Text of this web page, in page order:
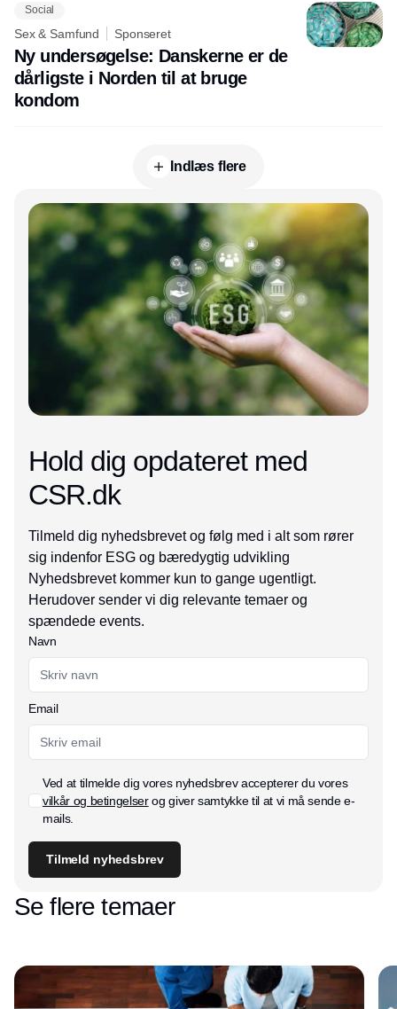
Social
Sex & Samfund Sponseret
Ny undersøgelse: Danskerne er de
dårligste i Norden til at bruge
kondom
Indlæs flere
Annonce
Hold dig opdateret med
CSR.dk
Tilmeld dig nyhedsbrevet og følg med i alt som rører
sig indenfor ESG og bæredygtig udvikling
Nyhedsbrevet kommer kun to gange ugentligt.
Herudover sender vi dig relevante temaer og
spændede events.
Navn
Email
Ved at tilmelde dig vores nyhedsbrev accepterer du vores
vilkår og betingelserog giver samtykke til at vi må sende e-
mails.
Tilmeld nyhedsbrev
Se flere temaer